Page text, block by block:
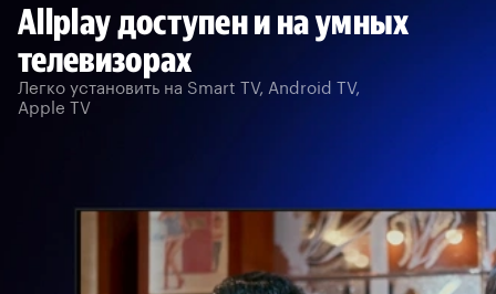
Allplay доступен и на умных
телевизорах
Легко установить на Smart TV, Android TV,
Apple TV